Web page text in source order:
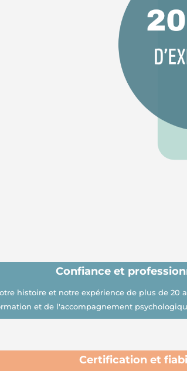
Confiance et
histoire et notre expérience de plus de 20
et de l'accompagnement
Certification et